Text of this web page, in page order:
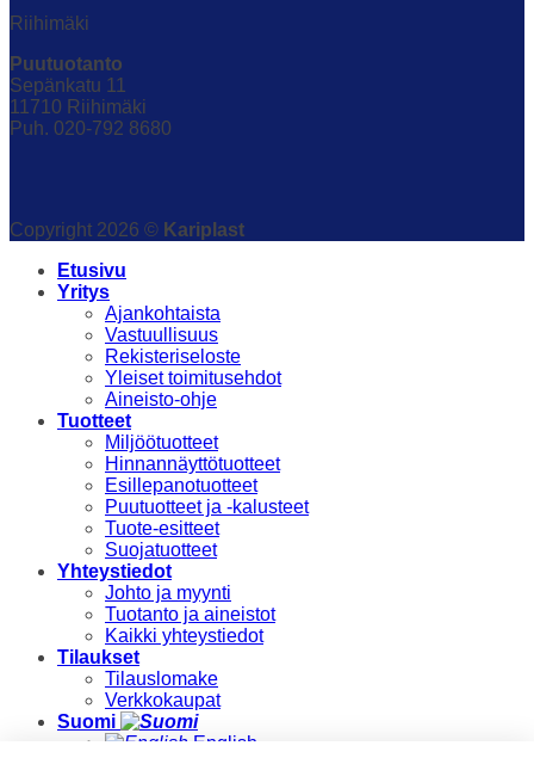
Riihimäki
Puutuotanto
Sepänkatu 11
11710 Riihimäki
Puh. 020-792 8680
Copyright 2026 © Kariplast
Etusivu
Yritys
Ajankohtaista
Vastuullisuus
Rekisteriseloste
Yleiset toimitusehdot
Aineisto-ohje
Tuotteet
Miljöötuotteet
Hinnannäyttötuotteet
Esillepanotuotteet
Puutuotteet ja -kalusteet
Tuote-esitteet
Suojatuotteet
Yhteystiedot
Johto ja myynti
Tuotanto ja aineistot
Kaikki yhteystiedot
Tilaukset
Tilauslomake
Verkkokaupat
Suomi
English